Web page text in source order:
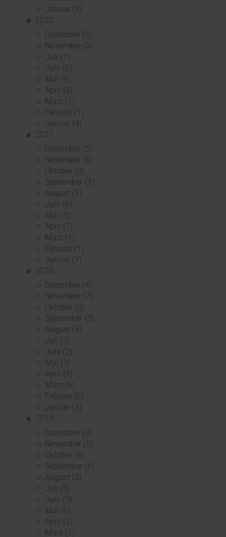
Januar (3)
2022
Dezember (3)
November (3)
Juli (1)
Juni (8)
Mai (9)
April (3)
März (1)
Februar (1)
Januar (4)
2021
Dezember (5)
November (6)
Oktober (3)
September (1)
August (1)
Juni (6)
Mai (5)
April (7)
März (1)
Februar (1)
Januar (7)
2020
Dezember (4)
November (7)
Oktober (3)
September (3)
August (4)
Juli (3)
Juni (2)
Mai (3)
April (4)
März (6)
Februar (6)
Januar (3)
2019
Dezember (3)
November (5)
Oktober (6)
September (6)
August (3)
Juli (3)
Juni (3)
Mai (6)
April (2)
März (1)